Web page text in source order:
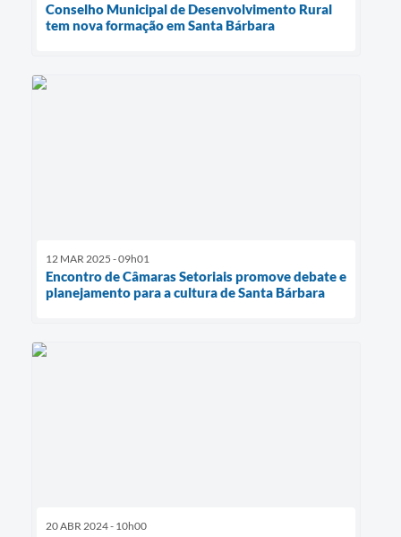
Conselho Municipal de Desenvolvimento Rural
tem nova formação em Santa Bárbara
12 MAR 2025 - 09h01
Encontro de Câmaras Setoriais promove debate e
planejamento para a cultura de Santa Bárbara
20 ABR 2024 - 10h00